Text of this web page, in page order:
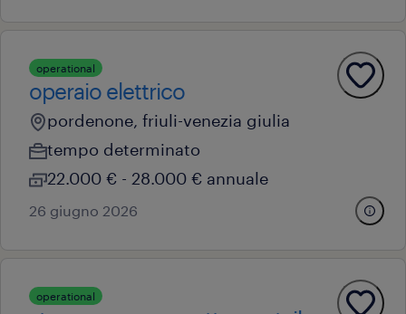
operational
operaio elettrico
pordenone, friuli-venezia giulia
tempo determinato
22.000 € - 28.000 € annuale
26 giugno 2026
operational